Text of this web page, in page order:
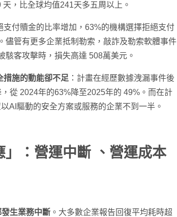
，比全球均值241天多五周以上。
支付贖金的比率增加，63%的機構選擇拒絕支付
儘管有更多企業抵制勒索，敲詐及勒索軟體事件
客攻擊時，損失高達 508萬美元。
措施的動能卻不足 ：計畫在經歷數據洩漏事件後
從 2024年的63%降至2025年的 49%。而在計
AI驅動的安全方案或服務的企業不到一半。
：營運中斷 、營運成本
生業務中斷 。大多數企業報告回復平均耗時超